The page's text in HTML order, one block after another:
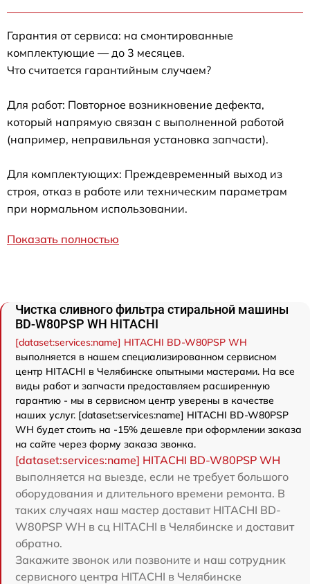
Гарантия от сервиса: на смонтированные
комплектующие — до 3 месяцев.
Что считается гарантийным случаем?
Для работ: Повторное возникновение дефекта,
который напрямую связан с выполненной работой
(например, неправильная установка запчасти).
Для комплектующих: Преждевременный выход из
строя, отказ в работе или техническим параметрам
при нормальном использовании.
Показать полностью
Чистка сливного фильтра стиральной машины
BD-W80PSP WH HITACHI
[dataset:services:name] HITACHI BD-W80PSP WH
выполняется в нашем специализированном сервисном
центр HITACHI в Челябинске опытными мастерами. На все
виды работ и запчасти предоставляем расширенную
гарантию - мы в сервисном центр уверены в качестве
наших услуг. [dataset:services:name] HITACHI BD-W80PSP
WH будет стоить на -15% дешевле при оформлении заказа
на сайте через форму заказа звонка.
[dataset:services:name] HITACHI BD-W80PSP WH
выполняется на выезде, если не требует большого
оборудования и длительного времени ремонта. В
таких случаях наш мастер доставит HITACHI BD-
W80PSP WH в сц HITACHI в Челябинске и доставит
обратно.
Закажите звонок или позвоните и наш сотрудник
сервисного центра HITACHI в Челябинске